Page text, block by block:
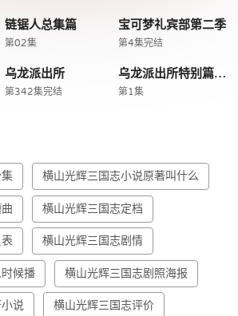
链锯人总集篇
第02集
宝可梦礼宾部第二季
第4集完结
乌龙派出所
第342集完结
乌龙派出所特别篇2016THEFINAL两津勘吉最后的一天
第1集
横山光辉三国志小说原著叫什么
横山光辉三国志定档
横山光辉三国志剧情
候播 横山光辉三国志剧照海报
说 横山光辉三国志评价